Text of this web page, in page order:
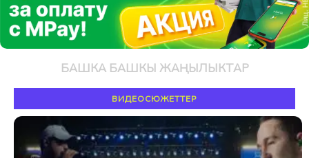
БАШКА БАШКЫ ЖАҢЫЛЫКТАР
ВИДЕОСЮЖЕТТЕР